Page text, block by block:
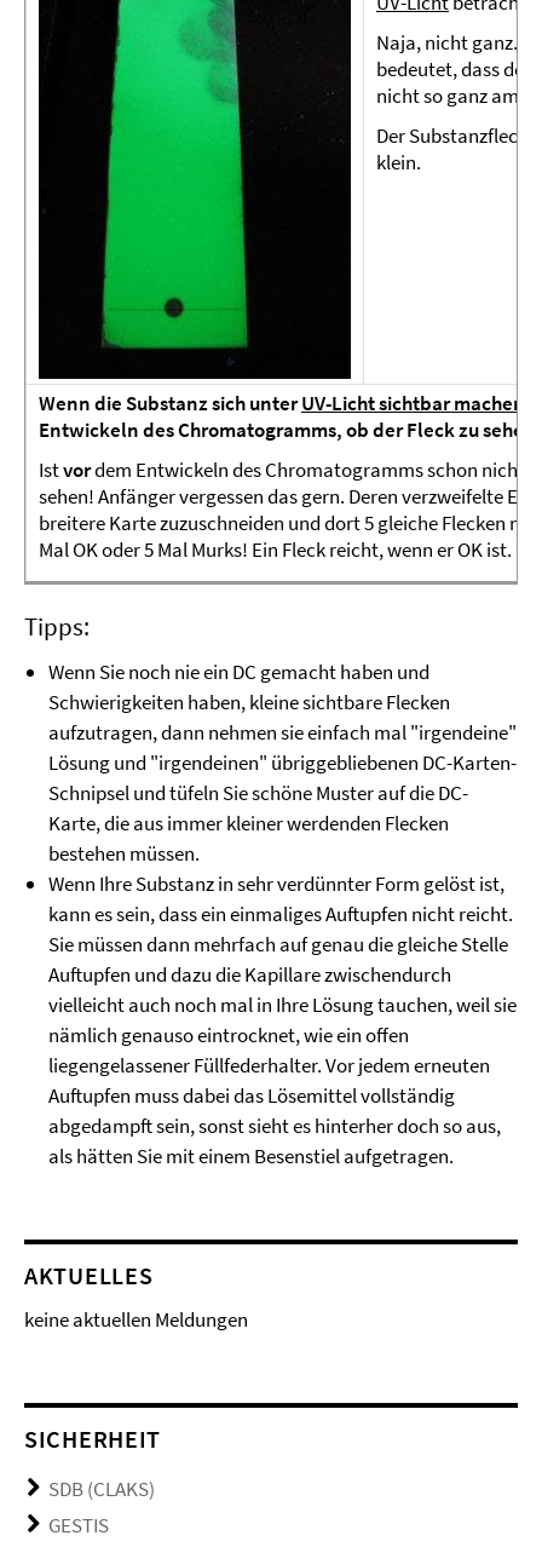
Naja, nicht ganz...
bedeutet, dass der
nicht so ganz am
Der Substanzfleck
klein.
Wenn die Substanz sich unterUV-Licht sichtbar machen
Entwickeln des Chromatogramms, ob der Fleck zu
Istvordem Entwickeln des Chromatogramms schon nichts
sehen! Anfänger vergessen das gern. Deren verzweifelte
breitere Karte zuzuschneiden und dort 5 gleiche Flecken
Mal OK oder 5 Mal Murks! Ein Fleck reicht, wenn er OK ist.
Tipps:
Wenn Sie noch nie ein DC gemacht haben und
Schwierigkeiten haben, kleine sichtbare Flecken
aufzutragen, dann nehmen sie einfach mal "irgendeine"
Lösung und "irgendeinen" übriggebliebenen DC-Karten-
Schnipsel und tüfeln Sie schöne Muster auf die DC-
Karte, die aus immer kleiner werdenden Flecken
bestehen müssen.
Wenn Ihre Substanz in sehr verdünnter Form gelöst ist,
kann es sein, dass ein einmaliges Auftupfen nicht reicht.
Sie müssen dann mehrfach auf genau die gleiche Stelle
Auftupfen und dazu die Kapillare zwischendurch
vielleicht auch noch mal in Ihre Lösung tauchen, weil sie
nämlich genauso eintrocknet, wie ein offen
liegengelassener Füllfederhalter. Vor jedem erneuten
Auftupfen muss dabei das Lösemittel vollständig
abgedampft sein, sonst sieht es hinterher doch so aus,
als hätten Sie mit einem Besenstiel aufgetragen.
AKTUELLES
keine aktuellen Meldungen
SICHERHEIT
SDB (CLAKS)
GESTIS